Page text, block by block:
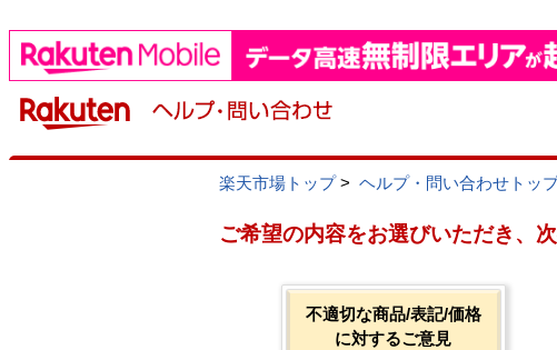
楽天市場トップ> ヘルプ・問い合わせトッ
ご希望の内容をお選びいただき、
不適切な商品/表記/価格
に対するご意見